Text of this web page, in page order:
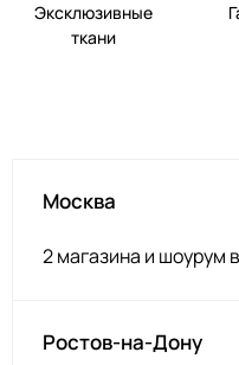
Эксклюзивные
ткани
Москва
2 магазина и шоурум
Ростов-на-Дону